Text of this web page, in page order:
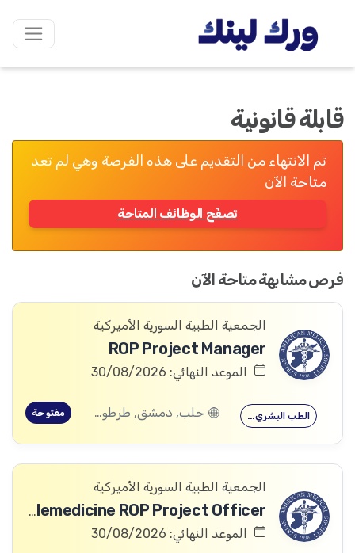
قابلة قانونية
تم الانتهاء من التقديم على هذه الفرصة وهي لم تعد
متاحة الآن
تصفّح الوظائف المتاحة
فرص مشابهة متاحة الآن
الجمعية الطبية السورية الأميركية
ROP Project Manager
الموعد النهائي: 30/08/2026
الطب البشري… حلب, دمشق, طرطوس, ريف دمشق, ديرالزور, درعا, السويداء, إدلب, القنيطرة, اللاذقية, الرقة, حمص, الحسكة, حماة مفتوحة
الجمعية الطبية السورية الأميركية
Telemedicine ROP Project Officer
الموعد النهائي: 30/08/2026